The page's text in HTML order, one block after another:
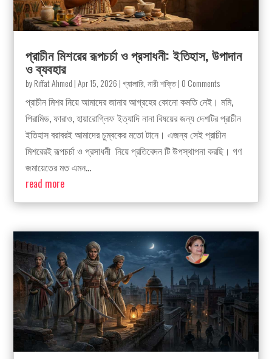
প্রাচীন মিশরের রূপচর্চা ও প্রসাধনী: ইতিহাস, উপাদান
ও ব্যবহার
byRiffat Ahmed |Apr 15, 2026 |গ্যালারি ,নারী শক্তি| 0 Comments
প্রাচীন মিশর নিয়ে আমাদের জানার আগ্রহের কোনো কমতি নেই। মমি,
পিরামিড, ফারাও, হায়ারোগ্লিফ ইত্যাদি নানা বিষয়ের জন্য দেশটির প্রাচীন
ইতিহাস বরাবরই আমাদের চুম্বকের মতো টানে। এজন্য সেই প্রাচীন
মিশরেরই রূপচর্চা ও প্রসাধনী নিয়ে প্রতিবেদন টি‌ উপস্থাপনা করছি। গণ
জমায়েতের মত এমন...
read more